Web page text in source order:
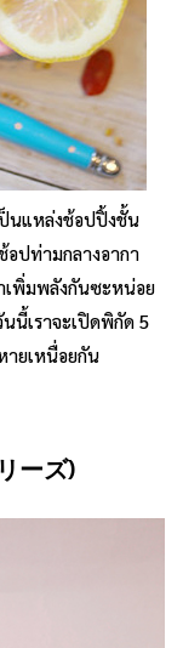
นแหล่งช้อปปิ้งชั้น
อปท่ามกลางอากา
เพิ่มพลังกันซะหน่อย
นี้เราจะเปิดพิกัด 5
ายเหนื่อยกัน
ーズ)